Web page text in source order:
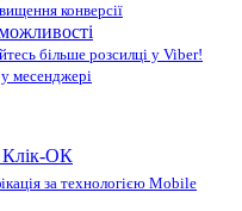
конверсії
більше розсилці у Viber!
месенджері
Клік-ОК
за технологією Mobile